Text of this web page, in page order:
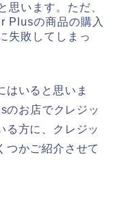
思います。ただ、
Plusの商品の購入
失敗してしまっ
はいると思いま
のお店でクレジッ
る方に、クレジッ
つかご紹介させて